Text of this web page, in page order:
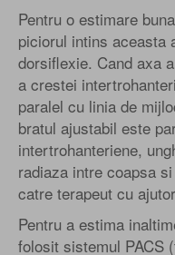
Pentru o estimare
piciorul intins aceasta
dorsiflexie. Cand axa
a crestei
paralel cu linia de
bratul ajustabil este
intertrohanteriene,
radiaza intre coapsa
catre terapeut cu
Pentru a estima
folosit sistemul PACS